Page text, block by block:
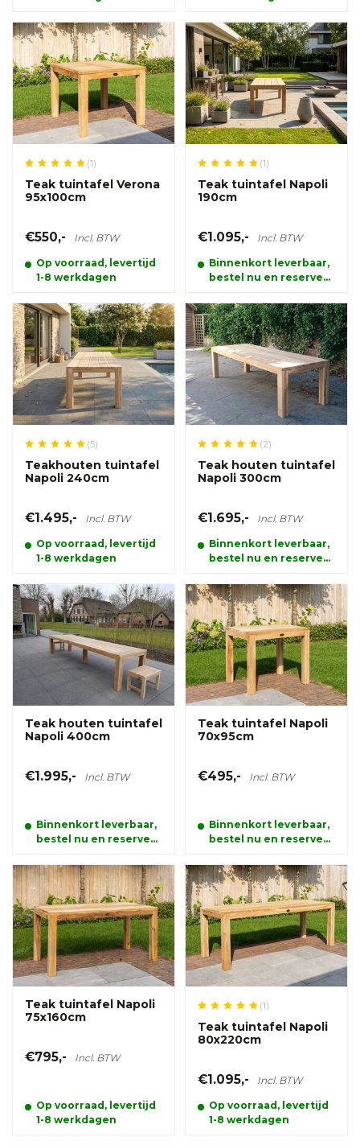
(1)
Teak tuintafel Verona
95x100cm
€550,- Incl. BTW
Op voorraad, levertijd
1-8 werkdagen
(1)
Teak tuintafel Napoli
190cm
€1.095,- Incl. BTW
Binnenkort leverbaar,
bestel nu en reserveer
(5)
Teakhouten tuintafel
Napoli 240cm
€1.495,- Incl. BTW
Op voorraad, levertijd
1-8 werkdagen
(2)
Teak houten tuintafel
Napoli 300cm
€1.695,- Incl. BTW
Binnenkort leverbaar,
bestel nu en reserveer
Teak houten tuintafel
Napoli 400cm
€1.995,- Incl. BTW
Binnenkort leverbaar,
bestel nu en reserveer
Teak tuintafel Napoli
70x95cm
€495,- Incl. BTW
Binnenkort leverbaar,
bestel nu en reserveer
Teak tuintafel Napoli
75x160cm
€795,- Incl. BTW
Op voorraad, levertijd
1-8 werkdagen
(1)
Teak tuintafel Napoli
80x220cm
€1.095,- Incl. BTW
Op voorraad, levertijd
1-8 werkdagen